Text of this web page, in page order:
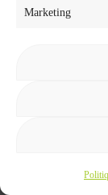
Marketing